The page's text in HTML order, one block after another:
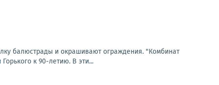
балюстрады и окрашивают ограждения. "Комбинат
к 90-летию. В эти...